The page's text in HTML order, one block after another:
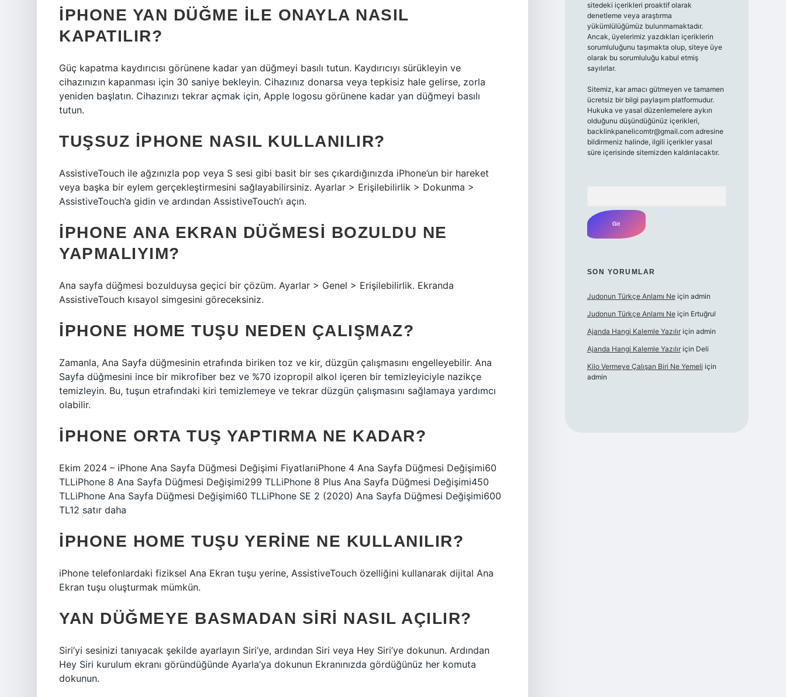
IPHONE YAN DÜĞME ILE ONAYLA NASIL
KAPATILIR?
Güç kapatma kaydırıcısı görünene kadar yan düğmeyi basılı tutun. Kaydırıcıyı sürükleyin ve
cihazınızın kapanması için 30 saniye bekleyin. Cihazınız donarsa veya tepkisiz hale gelirse, zorla
yeniden başlatın. Cihazınızı tekrar açmak için, Apple logosu görünene kadar yan düğmeyi basılı
tutun.
TUŞSUZ IPHONE NASIL KULLANILIR?
AssistiveTouch ile ağzınızla pop veya S sesi gibi basit bir ses çıkardığınızda iPhone’un bir hareket
veya başka bir eylem gerçekleştirmesini sağlayabilirsiniz. Ayarlar > Erişilebilirlik > Dokunma >
AssistiveTouch’a gidin ve ardından AssistiveTouch’ı açın.
IPHONE ANA EKRAN DÜĞMESI BOZULDU NE
YAPMALIYIM?
Ana sayfa düğmesi bozulduysa geçici bir çözüm. Ayarlar > Genel > Erişilebilirlik. Ekranda
AssistiveTouch kısayol simgesini göreceksiniz.
IPHONE HOME TUŞU NEDEN ÇALIŞMAZ?
Zamanla, Ana Sayfa düğmesinin etrafında biriken toz ve kir, düzgün çalışmasını engelleyebilir. Ana
Sayfa düğmesini ince bir mikrofiber bez ve %70 izopropil alkol içeren bir temizleyiciyle nazikçe
temizleyin. Bu, tuşun etrafındaki kiri temizlemeye ve tekrar düzgün çalışmasını sağlamaya yardımcı
olabilir.
IPHONE ORTA TUŞ YAPTIRMA NE KADAR?
Ekim 2024 – iPhone Ana Sayfa Düğmesi Değişimi FiyatlarıiPhone 4 Ana Sayfa Düğmesi Değişimi60
TLLiPhone 8 Ana Sayfa Düğmesi Değişimi299 TLLiPhone 8 Plus Ana Sayfa Düğmesi Değişimi450
TLLiPhone Ana Sayfa Düğmesi Değişimi60 TLLiPhone SE 2 (2020) Ana Sayfa Düğmesi Değişimi600
TL12 satır daha
IPHONE HOME TUŞU YERINE NE KULLANILIR?
iPhone telefonlardaki fiziksel Ana Ekran tuşu yerine, AssistiveTouch özelliğini kullanarak dijital Ana
Ekran tuşu oluşturmak mümkün.
YAN DÜĞMEYE BASMADAN SIRI NASIL AÇILIR?
Siri’yi sesinizi tanıyacak şekilde ayarlayın Siri’ye, ardından Siri veya Hey Siri’ye dokunun. Ardından
Hey Siri kurulum ekranı göründüğünde Ayarla’ya dokunun Ekranınızda gördüğünüz her komuta
dokunun.
sitedeki içerikleri proaktif olarak
denetleme veya araştırma
yükümlülüğümüz bulunmamaktadır.
Ancak, üyelerimiz yazdıkları içeriklerin
sorumluluğunu taşımakta olup, siteye üye
olarak bu sorumluluğu kabul etmiş
sayılırlar.
Sitemiz, kar amacı gütmeyen ve tamamen
ücretsiz bir bilgi paylaşım platformudur.
Hukuka ve yasal düzenlemelere aykırı
olduğunu düşündüğünüz içerikleri,
backlinkpanelicomtr@gmail.comadresine
bildirmeniz halinde, ilgili içerikler yasal
süre içerisinde sitemizden kaldırılacaktır.
SON YORUMLAR
Judonun Türkçe Anlamı Neiçin admin
Judonun Türkçe Anlamı Neiçin Ertuğrul
Ajanda Hangi Kalemle Yazılıriçin admin
Ajanda Hangi Kalemle Yazılıriçin Deli
Kilo Vermeye Çalışan Biri Ne Yemeli için
admin